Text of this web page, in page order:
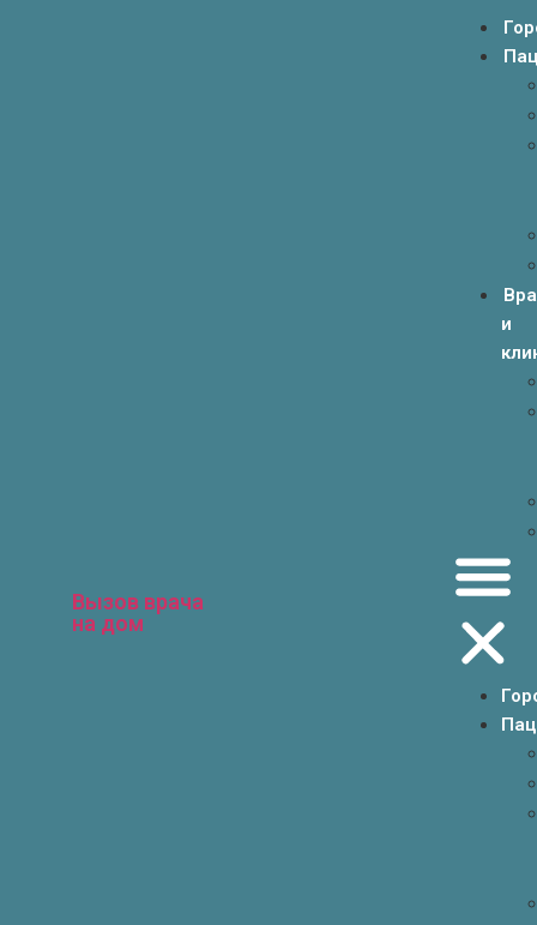
Вызов врача
на дом
и